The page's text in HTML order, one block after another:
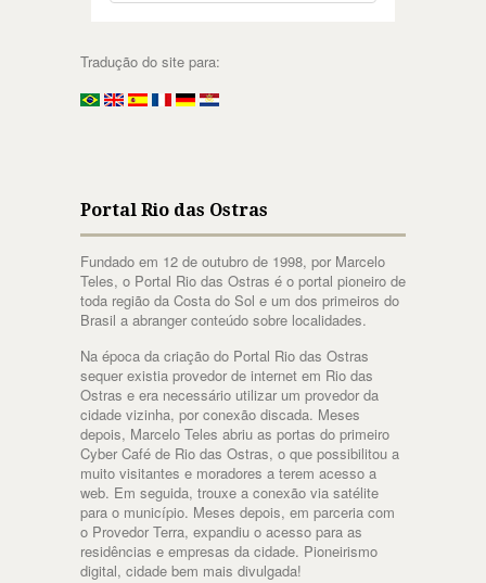
Tradução do site para:
Portal Rio das Ostras
Fundado em 12 de outubro de 1998, por Marcelo
Teles, o Portal Rio das Ostras é o portal pioneiro de
toda região da Costa do Sol e um dos primeiros do
Brasil a abranger conteúdo sobre localidades.
Na época da criação do Portal Rio das Ostras
sequer existia provedor de internet em Rio das
Ostras e era necessário utilizar um provedor da
cidade vizinha, por conexão discada. Meses
depois, Marcelo Teles abriu as portas do primeiro
Cyber Café de Rio das Ostras, o que possibilitou a
muito visitantes e moradores a terem acesso a
web. Em seguida, trouxe a conexão via satélite
para o município. Meses depois, em parceria com
o Provedor Terra, expandiu o acesso para as
residências e empresas da cidade. Pioneirismo
digital, cidade bem mais divulgada!